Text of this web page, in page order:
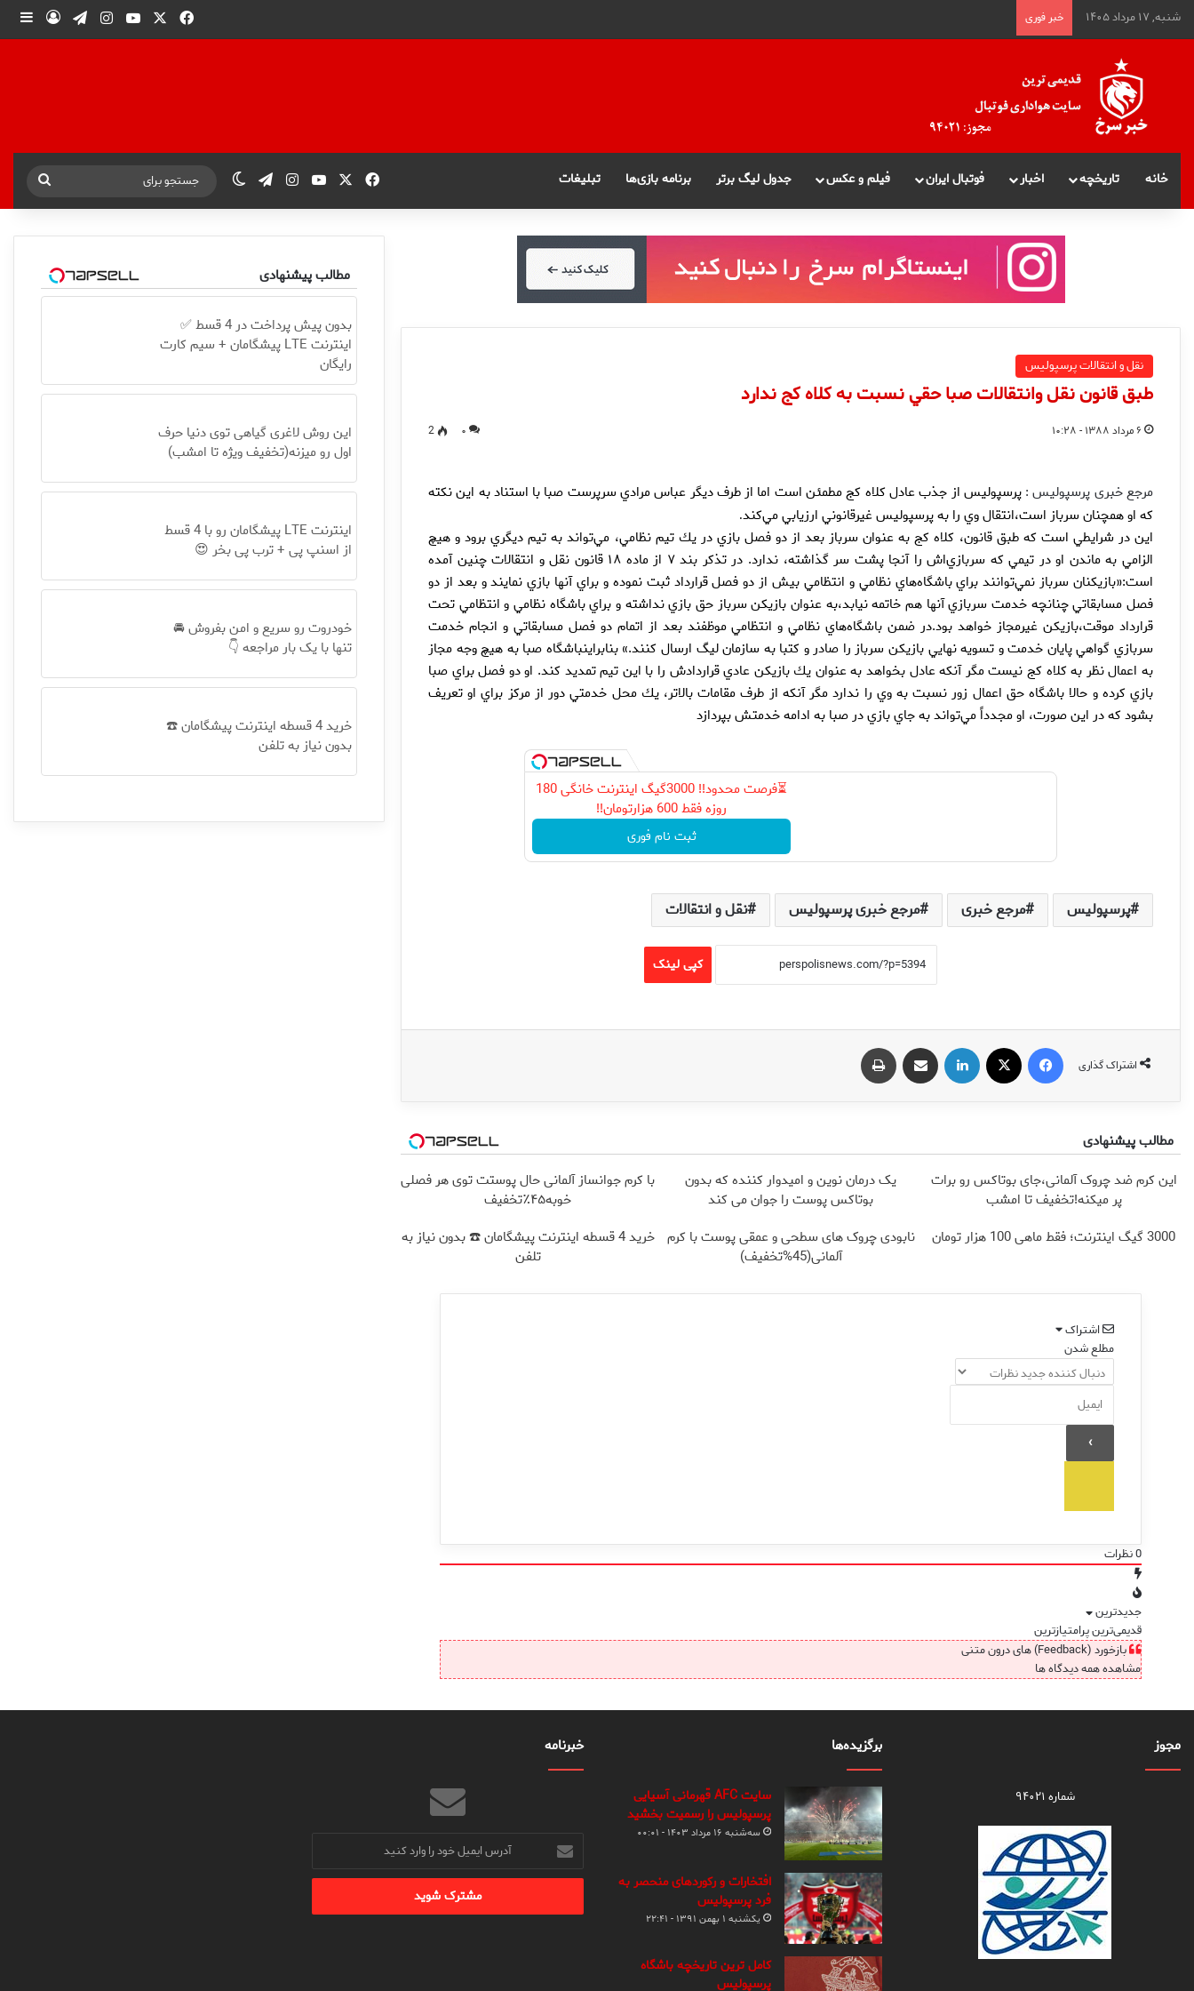
شنبه, ۱۷ مرداد ۱۴۰۵ خبر فوری فیس بوکیوتیوباینستاگرام
تلگرامورود
خانه تاریخچه اخبار فوتبال ایران فیلم و عکس جدول لیگ برتر برنامه بازی‌ها تبلیغات فیس بوکیوتیوباینستاگرام
تلگرامتغییر پوسته
جستجو
برای
نقل و انتقالات پرسپولیس
طبق قانون نقل وانتقالات صبا حقي نسبت به كلاه كج ندارد
۶ مرداد ۱۳۸۸ - ۱۰:۲۸ ۰ 2
مرجع خبری پرسپولیس : پرسپوليس از جذب عادل كلاه كج مطمئن است اما از طرف ديگر عباس مرادي سرپرست صبا با استناد به اين نكته
كه او همچنان سرباز است،‌انتقال وي را به پرسپوليس غيرقانوني ارزيابي مي‌كند.
اين در شرايطي است كه طبق قانون، كلاه كج به عنوان سرباز بعد از دو فصل بازي در يك تيم نظامي، مي‌تواند به تيم ديگري برود و هيچ
الزامي به ماندن او در تيمي كه سربازي‌اش را آنجا پشت سر گذاشته، ندارد. در تذكر بند ۷ از ماده ۱۸ قانون نقل و انتقالات چنين آمده
است:«بازيكنان سرباز نمي‌توانند براي باشگاه‌هاي نظامي و انتظامي بيش از دو فصل قرارداد ثبت نموده و براي آنها بازي نمايند و بعد از دو
فصل مسابقاتي چنانچه خدمت سربازي آنها هم خاتمه نيابد،‌به عنوان بازيكن سرباز حق بازي نداشته و براي باشگاه نظامي و انتظامي تحت
قرارداد موقت،‌بازيكن غيرمجاز خواهد بود.در ضمن باشگاه‌هاي نظامي و انتظامي موظفند بعد از اتمام دو فصل مسابقاتي و انجام خدمت
سربازي گواهي پايان خدمت و تسويه نهايي بازيكن سرباز را صادر و كتبا به سازمان ليگ ارسال كنند.» بنابراينباشگاه صبا به هيچ وجه مجاز
به اعمال نظر به كلاه كج نيست مگر آنكه عادل بخواهد به عنوان يك بازيكن عادي قراردادش را با اين تيم تمديد كند. او دو فصل براي صبا
بازي كرده و حالا باشگاه حق اعمال زور نسبت به وي را ندارد مگر آنكه از طرف مقامات بالاتر، يك محل خدمتي دور از مركز براي او تعريف
بشود كه در اين صورت، او مجدداً مي‌تواند به جاي بازي در صبا به ادامه خدمتش بپردازد
⏳فرصت محدود!! 3000گیگ اینترنت خانگی 180
روزه فقط 600 هزارتومان!!
ثبت نام فوری
پرسپولیس مرجع خبری مرجع خبری پرسپولیس نقل و انتقالات
کپی لینک
اشتراک گذاری
فیس بوک لینکدین اشتراک گذاری از طریق ایمیل
مطالب پیشنهادی
این کرم ضد چروک آلمانی،جای بوتاکس رو برات
پر میکنه!تخفیف تا امشب
یک درمان نوین و امیدوار کننده که بدون
بوتاکس پوست را جوان می کند
با کرم جوانساز آلمانی حال پوستت توی هر فصلی
خوبه۴۵٪تخفیف
3000 گیگ اینترنت؛ فقط ماهی 100 هزار تومان
نابودی چروک های سطحی و عمقی پوست با کرم
آلمانی(45%تخفیف)
خرید 4 قسطه اینترنت پیشگامان ☎️ بدون نیاز به
تلفن
اشتراک
مطلع شدن
0نظرات
جدیدترین
قدیمی‌ترینپرامتیازترین
بازخورد (Feedback) های درون متنی
مشاهده همه دیدگاه ها
مطالب پیشنهادی
بدون پیش پرداخت در 4 قسط ✅
اینترنت LTE پیشگامان + سیم کارت
رایگان
این روش لاغری گیاهی توی دنیا حرف
اول رو میزنه(تخفیف ویژه تا امشب)
اینترنت LTE پیشگامان رو با 4 قسط
از اسنپ پی + ترب پی بخر 😍
خودروت رو سریع و امن بفروش 🚘
تنها با یک بار مراجعه 👇
خرید 4 قسطه اینترنت پیشگامان ☎️
بدون نیاز به تلفن
مجوز
شماره ۹۴۰۲۱
برگزیده‌ها
سایت AFC قهرمانی آسیایی
پرسپولیس را رسمیت بخشید
سه‌شنبه ۱۶ مرداد ۱۴۰۳ - ۰۰:۰۱
افتخارات و رکوردهای منحصر به
فرد پرسپولیس
یکشنبه ۱ بهمن ۱۳۹۱ - ۲۲:۴۱
کامل ترین تاریخچه باشگاه
پرسپولیس
خبرنامه
آدرس
ایمیل
خود
وارد